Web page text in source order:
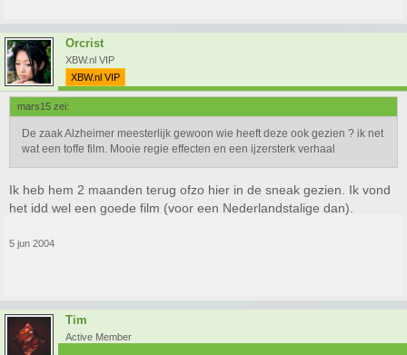
Orcrist
XBW.nl VIP
XBW.nl VIP
mars15 zei:
De zaak Alzheimer meesterlijk gewoon wie heeft deze ook gezien ? ik net
wat een toffe film. Mooie regie effecten en een ijzersterk verhaal
Ik heb hem 2 maanden terug ofzo hier in de sneak gezien. Ik vond
het idd wel een goede film (voor een Nederlandstalige dan).
5 jun 2004
Tim
Active Member